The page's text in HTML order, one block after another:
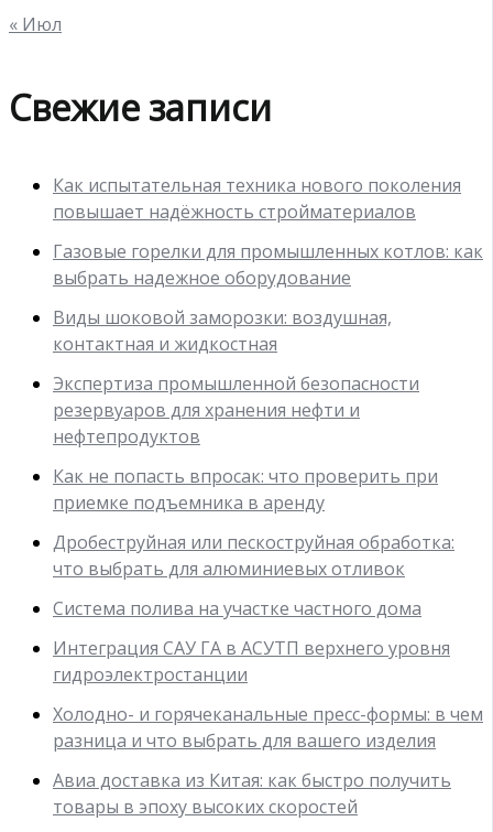
« Июл
Свежие записи
Как испытательная техника нового поколения
повышает надёжность стройматериалов
Газовые горелки для промышленных котлов: как
выбрать надежное оборудование
Виды шоковой заморозки: воздушная,
контактная и жидкостная
Экспертиза промышленной безопасности
резервуаров для хранения нефти и
нефтепродуктов
Как не попасть впросак: что проверить при
приемке подъемника в аренду
Дробеструйная или пескоструйная обработка:
что выбрать для алюминиевых отливок
Система полива на участке частного дома
Интеграция САУ ГА в АСУТП верхнего уровня
гидроэлектростанции
Холодно- и горячеканальные пресс-формы: в чем
разница и что выбрать для вашего изделия
Авиа доставка из Китая: как быстро получить
товары в эпоху высоких скоростей